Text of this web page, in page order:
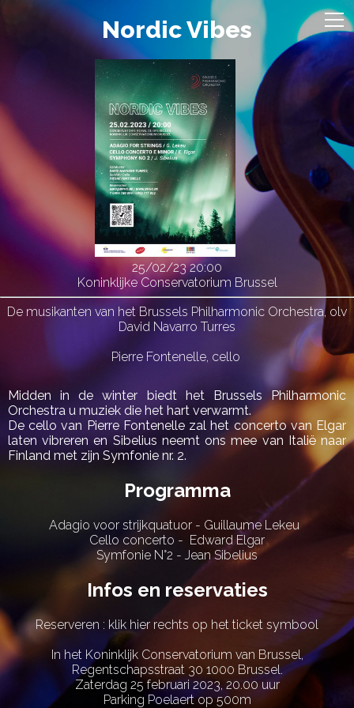
Nordic Vibes
25/02/23 20:00
Koninklijke Conservatorium Brussel
De musikanten van het Brussels Philharmonic Orchestra, olv
David Navarro Turres
Pierre Fontenelle, cello
Midden in de winter biedt het Brussels Philharmonic
Orchestra u muziek die het hart verwarmt.
De cello van Pierre Fontenelle zal het concerto van Elgar
laten vibreren en Sibelius neemt ons mee van Italië naar
Finland met zijn Symfonie nr. 2.
Programma
Adagio voor strijkquatuor - Guillaume Lekeu
Cello concerto - Edward Elgar
Symfonie N°2 - Jean Sibelius
Infos en reservaties
Reserveren : klik hier rechts op het ticket symbool
In het Koninklijk Conservatorium van Brussel,
Regentschapsstraat 30 1000 Brussel.
Zaterdag 25 februari 2023, 20.00 uur
Parking Poelaert op 500m